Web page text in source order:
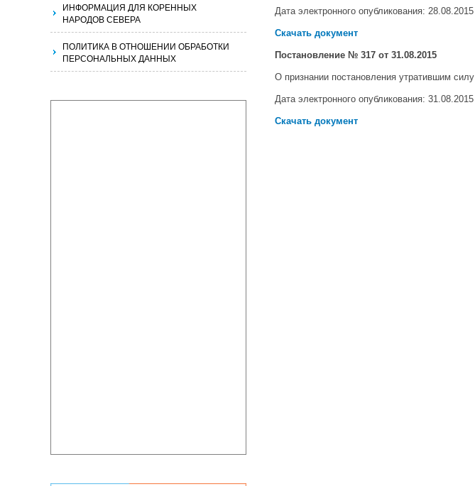
Дата электронного опубликования: 28.08.2015
Скачать документ
Постановление № 317 от 31.08.2015
О признании постановления утратившим силу
Дата электронного опубликования: 31.08.2015
Скачать документ
ИНФОРМАЦИЯ ДЛЯ КОРЕННЫХ
НАРОДОВ СЕВЕРА
ПОЛИТИКА В ОТНОШЕНИИ ОБРАБОТКИ
ПЕРСОНАЛЬНЫХ ДАННЫХ